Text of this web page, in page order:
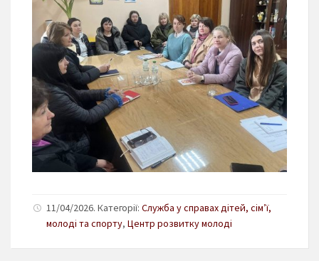
11/04/2026. Категорії: Служба у справах дітей, сім’ї,
молоді та спорту, Центр розвитку молоді